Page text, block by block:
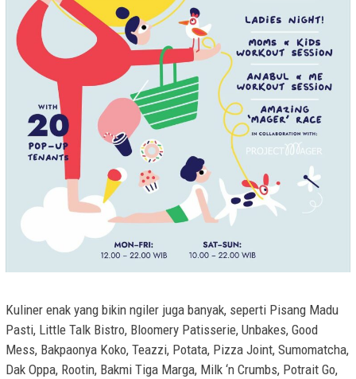
Kuliner enak yang bikin ngiler juga banyak, seperti Pisang Madu
Pasti, Little Talk Bistro, Bloomery Patisserie, Unbakes, Good
Mess, Bakpaonya Koko, Teazzi, Potata, Pizza Joint, Sumomatcha,
Dak Oppa, Rootin, Bakmi Tiga Marga, Milk ‘n Crumbs, Potrait Go,